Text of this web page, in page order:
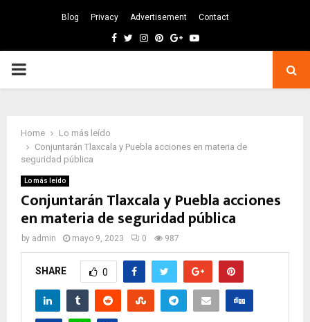
Blog Privacy Advertisement Contact
Facebook
TwitterInstagram
Pinterest
GoogleYoutube
PRIMARY
Home
Lo más leído
Conjuntarán Tlaxcala y Puebla acciones en materia de
seguridad pública
Lo más leído
Conjuntarán Tlaxcala y Puebla acciones
en materia de seguridad pública
by admin mayo 9, 2023 0 987
SHARE 0